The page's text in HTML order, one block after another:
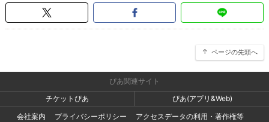
ページの先頭へ
ぴあ関連サイト
チケットぴあ
ぴあ(アプリ&Web)
会社案内
プライバシーポリシー
アクセスデータの利用・著作権等